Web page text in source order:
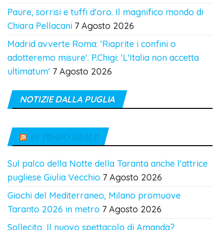
Paure, sorrisi e tuffi d'oro. Il magnifico mondo di
Chiara Pellacani 7 Agosto 2026
Madrid avverte Roma: 'Riaprite i confini o
adotteremo misure'. P.Chigi: 'L'Italia non accetta
ultimatum' 7 Agosto 2026
NOTIZIE DALLA PUGLIA
IN TEMPO REALE
Sul palco della Notte della Taranta anche l'attrice
pugliese Giulia Vecchio 7 Agosto 2026
Giochi del Mediterraneo, Milano promuove
Taranto 2026 in metro 7 Agosto 2026
Sollecito, Il nuovo spettacolo di Amanda?